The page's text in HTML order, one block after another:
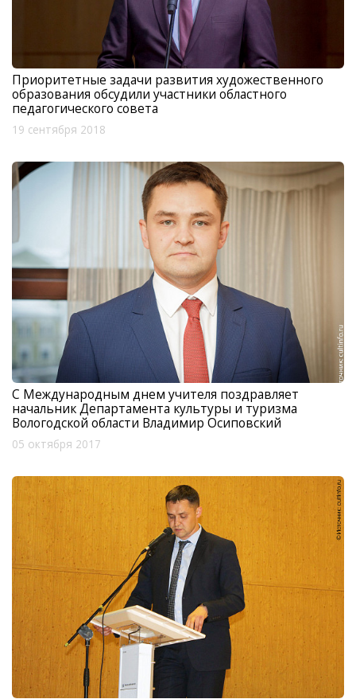
Приоритетные задачи развития художественного
образования обсудили участники областного
педагогического совета
19 сентября 2018
С Международным днем учителя поздравляет
начальник Департамента культуры и туризма
Вологодской области Владимир Осиповский
05 октября 2017